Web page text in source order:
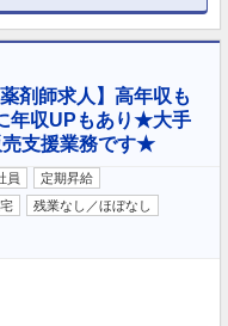
剤師求人】高年収も
年収UPもあり★大手
売支援業務です★
員
定期昇給
残業なし／ほぼなし